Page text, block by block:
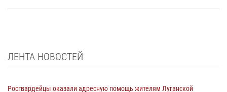
ЛЕНТА НОВОСТЕЙ
Росгвардейцы оказали адресную помощь жителям Луганской